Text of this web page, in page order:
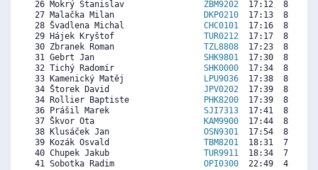
26 Mokrý Stanislav ZBM9202
17:12  8624
27 Malačka Milan
DKP0210
17:13  8612
28 Švadlena Michal CHC0101
17:16  8576
29 Hájek Kryštof TUR0212
17:17  8565
30 Zbranek Roman TZL8808
17:23  8494
31 Gebrt Jan SHK9801
17:30  8411
32 Tichý Radomír SHK0000
17:34  8363
33 Kamenický Matěj
LPU9036
17:38  8316
34 Štorek David JPV0202
17:39  8304
34 Rollier Baptiste
PHK8200
17:39  8304
36 Prášil Marek SJI7313
17:41  8281
37 Škvor Ota
KAM9900
17:44  8245
38 Klusáček Jan OSN9301
17:54  8127
39 Kozák Osvald TBM8201
18:31  7689
40 Chupek Jakub TUR9911
18:34  7653
41 Sobotka Radim OPI0300
22:49  4635